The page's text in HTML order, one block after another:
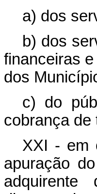
a) dos
b) dos
financeiras
dos
c) do
cobrança de
XXI - em
apuração